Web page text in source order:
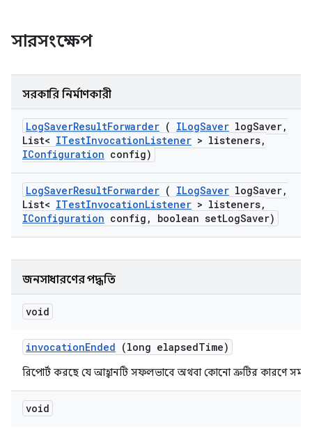
সারসংক্ষেপ
সরকারি নির্মাণকারী
LogSaverResultForwarder ( ILogSaver logSaver,
List< ITestInvocationListener > listeners,
IConfiguration config)
LogSaverResultForwarder ( ILogSaver logSaver,
List< ITestInvocationListener > listeners,
IConfiguration config , boolean setLogSaver)
জনসাধারণের পদ্ধতি
void
invocationEnded (long elapsedTime)
রিপোর্ট করছে যে আহ্বানটি সফলভাবে অথবা কোনো ত্রুটির কারণে
void